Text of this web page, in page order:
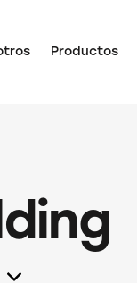
Productos